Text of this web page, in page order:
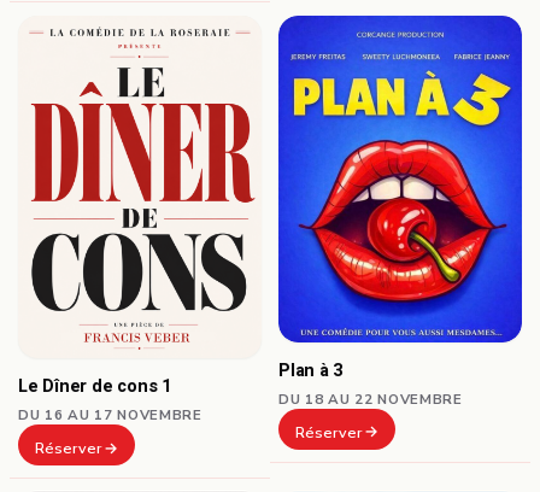
Le Dîner de cons 1
DU 16 AU 17 NOVEMBRE
Réserver
Plan à 3
DU 18 AU 22 NOVEMBRE
Réserver